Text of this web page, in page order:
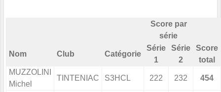
Score par
série
Nom Club Catégorie
Série
1
Série
2
Score
total
MUZZOLINI
Michel
TINTENIAC S3HCL 222 232 454